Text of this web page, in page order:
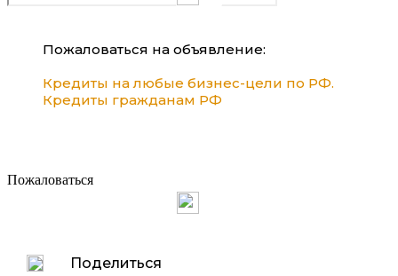
Пожаловаться на объявление:
Кредиты на любые бизнес-цели по РФ.
Кредиты гражданам РФ
Пожаловаться
Поделиться